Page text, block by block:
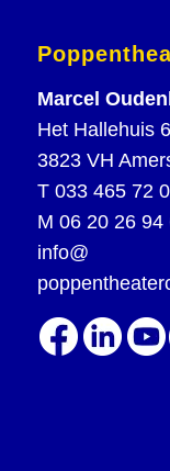
Marcel
Het Hallehuis
3823 VH
T 033 465 72
M 06 20 26 94
info@